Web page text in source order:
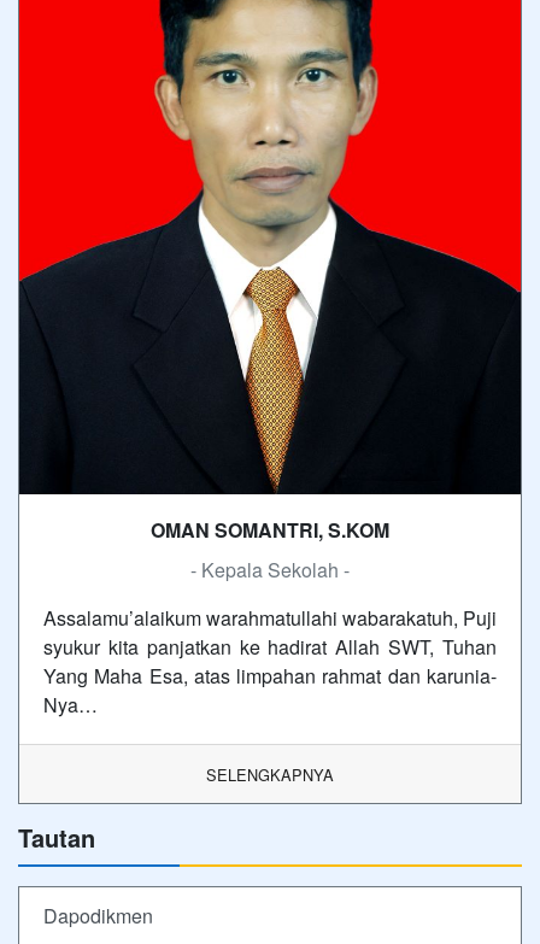
OMAN SOMANTRI, S.KOM
- Kepala Sekolah -
Assalamu’alaikum warahmatullahi wabarakatuh, Puji
syukur kita panjatkan ke hadirat Allah SWT, Tuhan
Yang Maha Esa, atas limpahan rahmat dan karunia-
Nya…
SELENGKAPNYA
Tautan
Dapodikmen